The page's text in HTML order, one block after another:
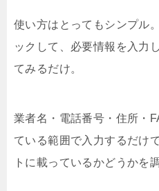
使い方はとってもシンプル
ックして、必要情報を入力
てみるだけ。
業者名・電話番号・住所・
ている範囲で入力するだけ
トに載っているかどうかを